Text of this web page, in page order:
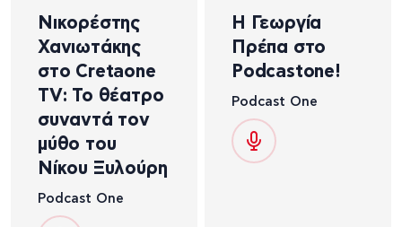
Νικορέστης
Χανιωτάκης
στο Cretaone
TV: Το θέατρο
συναντά τον
μύθο του
Νίκου Ξυλούρη
Podcast One
Η Γεωργία
Πρέπα στο
Podcastone!
Podcast One